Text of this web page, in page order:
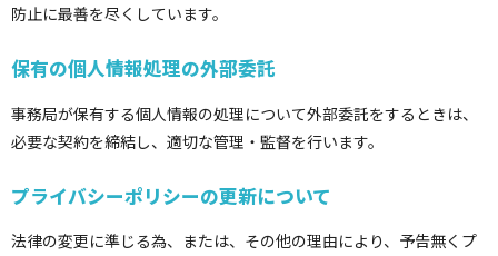
防止に最善を尽くしています。
保有の個人情報処理の外部委託
事務局が保有する個人情報の処理について外部委託をするときは、
必要な契約を締結し、適切な管理・監督を行います。
プライバシーポリシーの更新について
法律の変更に準じる為、または、その他の理由により、予告無くプ